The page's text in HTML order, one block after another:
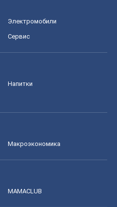
Электромобили
Сервис
Напитки
Mакроэкономика
MAMACLUB